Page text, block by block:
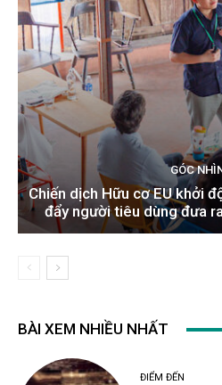
GÓC
Chiến dịch Hữu cơ EU khởi
đẩy người tiêu dùng đưa
BÀI XEM NHIỀU NHẤT
ĐIỂM ĐẾN